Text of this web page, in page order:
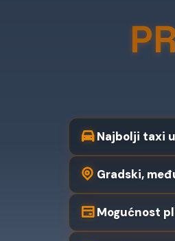
Najbolji taxi
Gradski,
Mogućnost